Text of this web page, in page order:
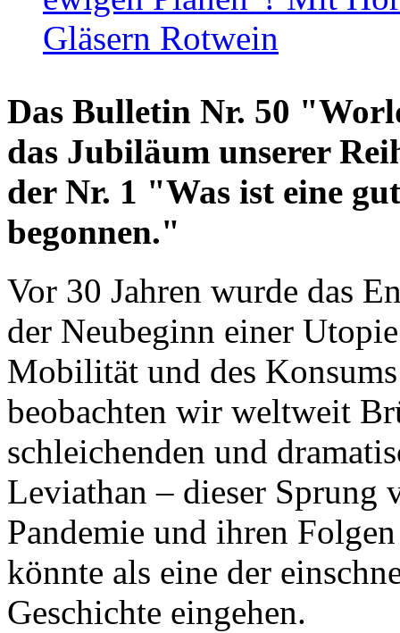
Gläsern Rotwein
Das Bulletin Nr. 50
das Jubiläum unserer
der Nr. 1 "Was ist eine
begonnen."
Vor 30 Jahren wurde das
der Neubeginn einer
Mobilität und des
beobachten wir weltweit
schleichenden und
Leviathan – dieser Sprung
Pandemie und ihren
könnte als eine der
Geschichte eingehen.